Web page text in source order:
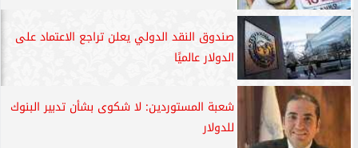
صندوق النقد الدولي يعلن تراجع الاعتماد على
الدولار عالميًا
شعبة المستوردين: لا شكوى بشأن تدبير البنوك
للدولار